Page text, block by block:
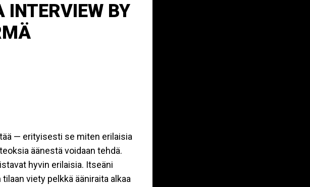
INTERVIEW BY
— erityisesti se miten erilaisia
äänestä voidaan tehdä.
hyvin erilaisia. Itseäni
viety pelkkä ääniraita alkaa